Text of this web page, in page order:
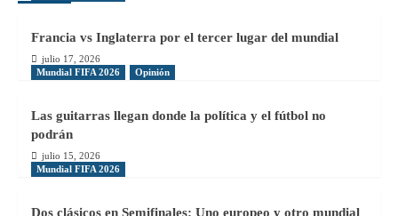
Francia vs Inglaterra por el tercer lugar del mundial
julio 17, 2026
Mundial FIFA 2026
Opinión
Las guitarras llegan donde la política y el fútbol no
podrán
julio 15, 2026
Mundial FIFA 2026
Dos clásicos en Semifinales: Uno europeo y otro mundial